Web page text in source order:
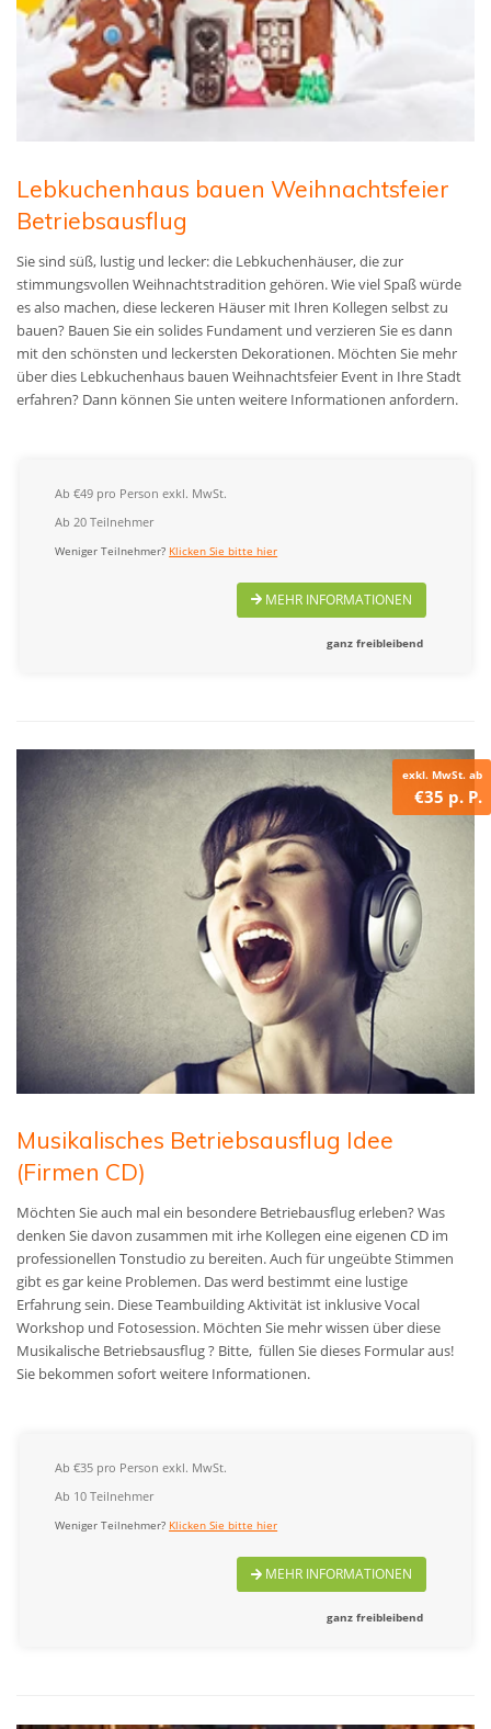
Lebkuchenhaus bauen Weihnachtsfeier
Betriebsausflug
Sie sind süß, lustig und lecker: die Lebkuchenhäuser, die zur
stimmungsvollen Weihnachtstradition gehören. Wie viel Spaß würde
es also machen, diese leckeren Häuser mit Ihren Kollegen selbst zu
bauen? Bauen Sie ein solides Fundament und verzieren Sie es dann
mit den schönsten und leckersten Dekorationen. Möchten Sie mehr
über dies Lebkuchenhaus bauen Weihnachtsfeier Event in Ihre Stadt
erfahren? Dann können Sie unten weitere Informationen anfordern.
Ab €49 pro Person exkl. MwSt.
Ab 20 Teilnehmer
Weniger Teilnehmer? Klicken Sie bitte hier
MEHR INFORMATIONEN
ganz freibleibend
exkl. MwSt. ab
€35 p. P.
Musikalisches Betriebsausflug Idee
(Firmen CD)
Möchten Sie auch mal ein besondere Betriebausflug erleben? Was
denken Sie davon zusammen mit irhe Kollegen eineeigenen CD im
professionellen Tonstudio zu bereiten. Auch für ungeübte Stimmen
gibt es gar keine Problemen. Das werd bestimmt eine lustige
Erfahrung sein. Diese Teambuilding Aktivität ist inklusive Vocal
Workshop und Fotosession. Möchten Sie mehr wissen über diese
Musikalische Betriebsausflug ? Bitte, füllen Sie dieses Formular aus!
Sie bekommen sofort weitere Informationen.
Ab €35 pro Person exkl. MwSt.
Ab 10 Teilnehmer
Weniger Teilnehmer? Klicken Sie bitte hier
MEHR INFORMATIONEN
ganz freibleibend